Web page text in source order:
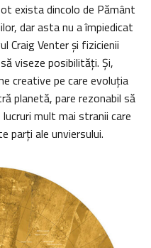
exista dincolo de Pământ
dar asta nu a împiedicat
Craig Venter și fizicienii
viseze posibilități. Și,
creative pe care evoluția
planetă, pare rezonabil să
mult mai stranii care
parţi ale unviersului.